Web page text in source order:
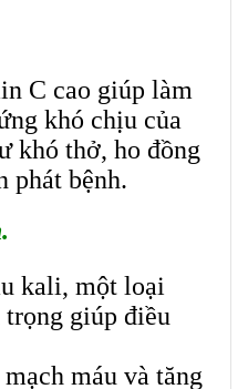
C cao giúp làm
khó chịu của
khó thở, ho đồng
phát bệnh.
kali, một loại
trọng giúp điều
mạch máu và tăng